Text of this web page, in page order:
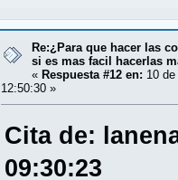
Re:¿Para que hacer las
si es mas facil hacerlas
« Respuesta #12 en: 10
12:50:30 »
Cita de:
09:30:23